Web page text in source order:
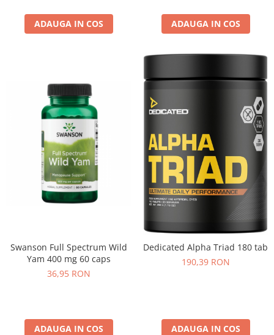
ADAUGA IN COS ADAUGA IN COS
Swanson Full Spectrum Wild
Yam 400 mg 60 caps
36,95 RON
ADAUGA IN COS
Dedicated Alpha Triad 180 tab
190,39 RON
ADAUGA IN COS